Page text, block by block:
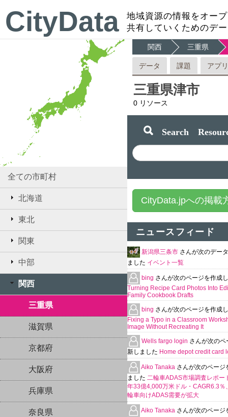
CityData
地域資源の情報をオー
共有していくためのデ
全ての市町村
北海道
東北
関東
中部
関西
三重県
滋賀県
京都府
大阪府
兵庫県
奈良県
関西 三重県
データ 課題 アプリ
三重県津市
0 リソース
Search
CityData.jpへの掲載
ニュースフィード
新潟県三条市 さんが次のデー
ました イベント一覧
bing さんが次のページを作成
Turning Recipe Card Photos Into
Family Cookbook Drafts
bing さんが次のページを作成
Fixing a Typo in a Classroom
Image Without Recreating It
Wells fargo login さんが次のペ
新しました Home depot credit card
Aiko Tanaka さんが次のページ
ました 二輪車ADAS市場調査レポー
年33億4,000万米ドル・CAGR6.3％
輪車向けADAS需要が拡大
Aiko Tanaka さんが次のページ